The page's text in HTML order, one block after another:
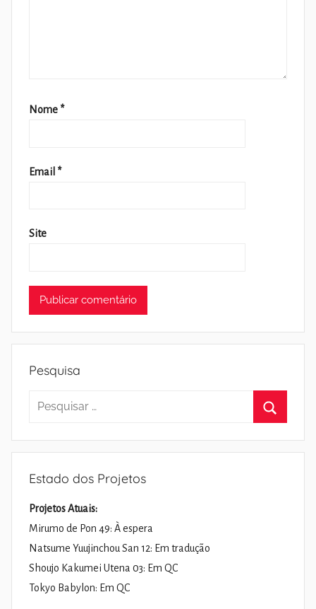
Nome *
Email *
Site
Pesquisa
Pesquisar
Estado dos Projetos
Projetos Atuais:
Mirumo de Pon 49: À espera
Natsume Yuujinchou San 12: Em tradução
Shoujo Kakumei Utena 03: Em QC
Tokyo Babylon: Em QC